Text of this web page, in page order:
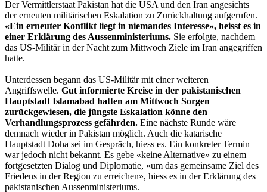
Der Vermittlerstaat Pakistan hat die USA und den Iran angesichts
der erneuten militärischen Eskalation zu Zurückhaltung aufgerufen.
«Ein erneuter Konflikt liegt in niemandes Interesse», heisst es in
einer Erklärung des Aussenministeriums. Sie erfolgte, nachdem
das US-Militär in der Nacht zum Mittwoch Ziele im Iran angegriffen
hatte.
Unterdessen begann das US-Militär mit einer weiteren
Angriffswelle. Gut informierte Kreise in der pakistanischen
Hauptstadt Islamabad hatten am Mittwoch Sorgen
zurückgewiesen, die jüngste Eskalation könne den
Verhandlungsprozess gefährden. Eine nächste Runde wäre
demnach wieder in Pakistan möglich. Auch die katarische
Hauptstadt Doha sei im Gespräch, hiess es. Ein konkreter Termin
war jedoch nicht bekannt. Es gebe «keine Alternative» zu einem
fortgesetzten Dialog und Diplomatie, «um das gemeinsame Ziel des
Friedens in der Region zu erreichen», hiess es in der Erklärung des
pakistanischen Aussenministeriums.